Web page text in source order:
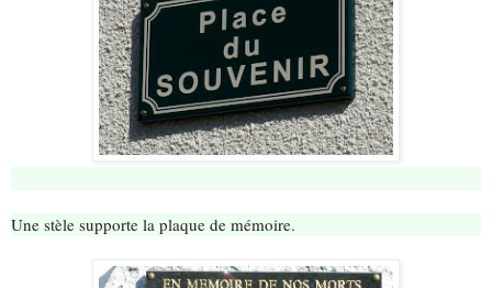
Une stèle supporte la plaque de mémoire.